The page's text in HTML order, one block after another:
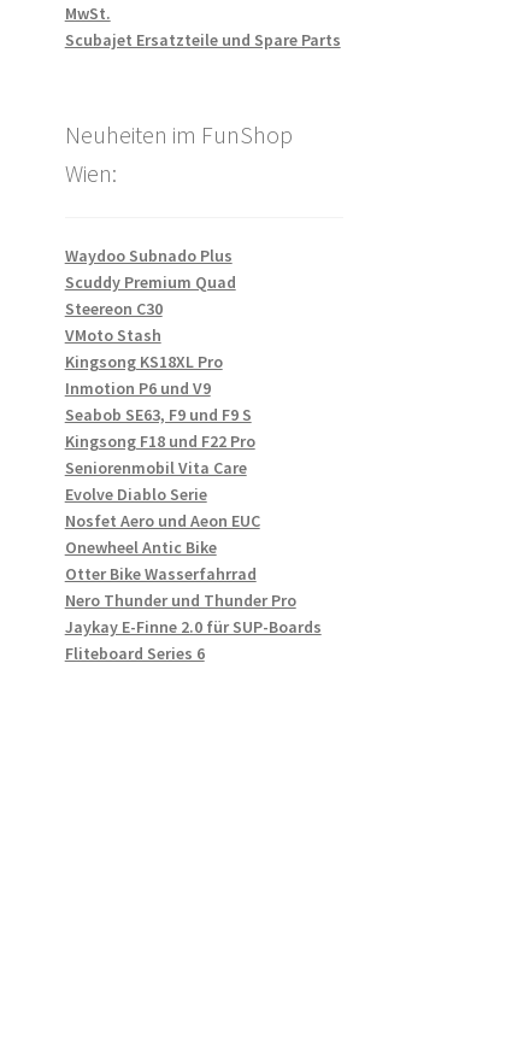
MwSt.
Scubajet Ersatzteile und Spare Parts
Neuheiten im FunShop
Wien:
Waydoo Subnado Plus
Scuddy Premium Quad
Steereon C30
VMoto Stash
Kingsong KS18XL Pro
Inmotion P6 und V9
Seabob SE63, F9 und F9 S
Kingsong F18 und F22 Pro
Seniorenmobil Vita Care
Evolve Diablo Serie
Nosfet Aero und Aeon EUC
Onewheel Antic Bike
Otter Bike Wasserfahrrad
Nero Thunder und Thunder Pro
Jaykay E-Finne 2.0 für SUP-Boards
Fliteboard Series 6